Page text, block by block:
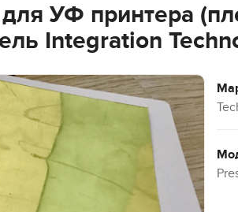
УФ принтера
Integration